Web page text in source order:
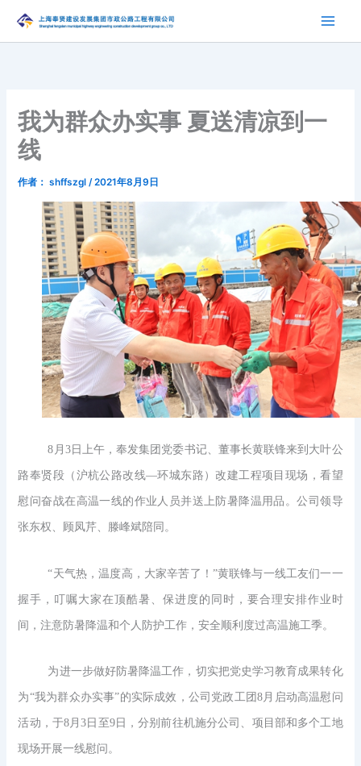
内
我为群众办实事 夏送清凉到一
线
作者： shffszgl/2021年8月9日
8月3日上午，奉发集团党委书记、董事长黄联锋来到大叶公
路奉贤段（沪杭公路改线—环城东路）改建工程项目现场，看望
慰问奋战在高温一线的作业人员并送上防暑降温用品。公司领导
张东权、顾凤芹、滕峰斌陪同。
“天气热，温度高，大家辛苦了！”黄联锋与一线工友们一一
握手，叮嘱大家在顶酷暑、保进度的同时，要合理安排作业时
间，注意防暑降温和个人防护工作，安全顺利度过高温施工季。
为进一步做好防暑降温工作，切实把党史学习教育成果转化
为“我为群众办实事”的实际成效，公司党政工团8月启动高温慰问
活动，于8月3日至9日，分别前往机施分公司、项目部和多个工地
现场开展一线慰问。